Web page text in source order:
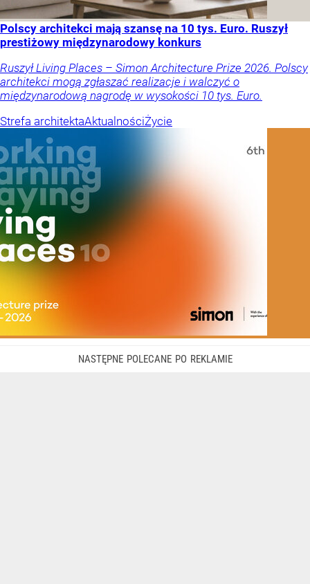
Polscy architekci mają szansę na 10 tys. Euro. Ruszył
prestiżowy międzynarodowy konkurs
Ruszył Living Places – Simon Architecture Prize 2026. Polscy
architekci mogą zgłaszać realizacje i walczyć o
międzynarodową nagrodę w wysokości 10 tys. Euro.
Strefa architektaAktualnościŻycie